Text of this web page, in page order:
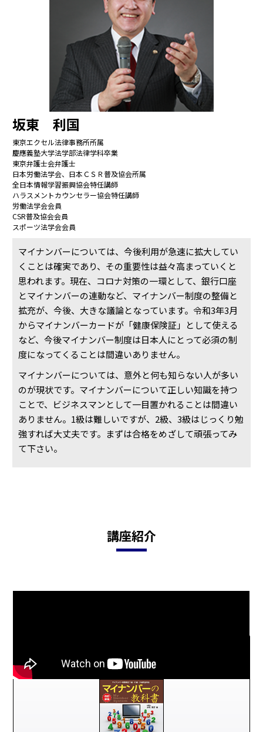
坂東 利国
東京エクセル法律事務所所属
慶應義塾大学法学部法律学科卒業
東京弁護士会弁護士
日本労働法学会、日本ＣＳＲ普及協会所属
全日本情報学習振興協会特任講師
ハラスメントカウンセラー協会特任講師
労働法学会会員
CSR普及協会会員
スポーツ法学会会員
マイナンバーについては、今後利用が急速に拡大してい
くことは確実であり、その重要性は益々高まっていくと
思われます。現在、コロナ対策の一環として、銀行口座
とマイナンバーの連動など、マイナンバー制度の整備と
拡充が、今後、大きな議論となっています。令和3年3月
からマイナンバーカードが「健康保険証」として使える
など、今後マイナンバー制度は日本人にとって必須の制
度になってくることは間違いありません。
マイナンバーについては、意外と何も知らない人が多い
のが現状です。マイナンバーについて正しい知識を持つ
ことで、ビジネスマンとして一目置かれることは間違い
ありません。1級は難しいですが、2級、3級はじっくり勉
強すれば大丈夫です。まずは合格をめざして頑張ってみ
て下さい。
講座紹介